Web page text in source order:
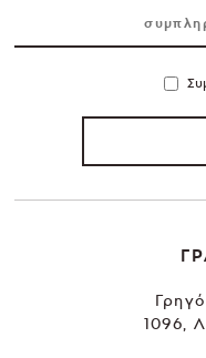
1096,